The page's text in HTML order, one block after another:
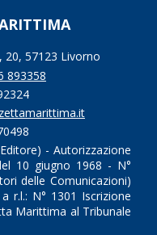
20, 57123 Livorno
893358
- Autorizzazione
10 giugno 1968 - N°
delle Comunicazioni)
r.l.: N° 1301 Iscrizione
Marittima al Tribunale